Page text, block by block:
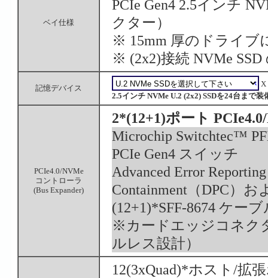
ベイ仕様
PCIe Gen4 2.5インチ
クター）
※ 15mm 厚のドライブ
※ (2x2)接続 NVMe
記憶デバイス
X
2.5インチ NVMe U.2 (2x2) SSDを24台まで装
PCIe4.0/NVMe
コントローラ
(Bus Expander)
2*(12+1)ポート
Microchip Switchtec™
PCIe Gen4 スイッチ
Advanced Error
Containment（DPC）お
(12+1)*SFF-8674 ケー
※カードエッジコネク
ルレス設計）
12(3xQuad)*ホスト/拡